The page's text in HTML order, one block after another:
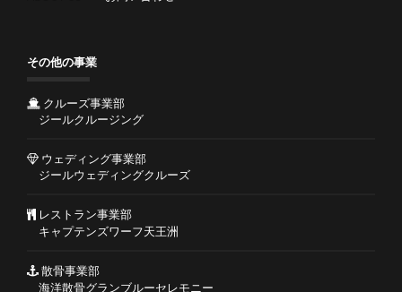
その他の事業
クルーズ事業部
ジールクルージング
ウェディング事業部
ジールウェディングクルーズ
レストラン事業部
キャプテンズワーフ天王洲
散骨事業部
海洋散骨グランブルーセレモニー